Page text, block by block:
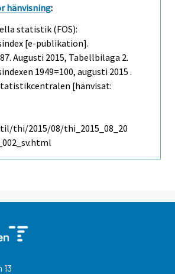
hänvisning:
statistik (FOS):
[e-publikation].
Augusti 2015, Tabellbilaga 2.
1949=100, augusti 2015 .
[hänvisat:
thi/2015/08/thi_2015_08_20
13